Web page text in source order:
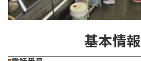
基本情報